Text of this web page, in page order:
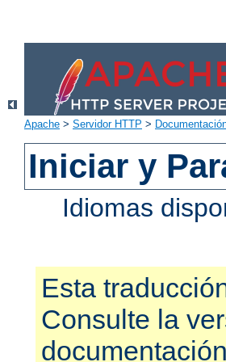
Apache > Servidor HTTP >
Iniciar y
Idiomas
Esta
Consulte la